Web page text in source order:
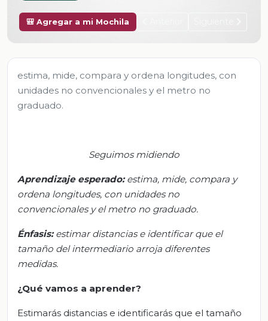
🎒 Agregar a mi Mochila
estima, mide, compara y ordena longitudes, con
unidades no convencionales y el metro no
graduado.
Seguimos midiendo
Aprendizaje esperado:estima, mide, compara y
ordena longitudes, con unidades no
convencionales y el metro no graduado.
Énfasis: estimar distancias e identificar que el
tamaño del intermediario arroja diferentes
medidas.
¿Qué vamos a aprender?
Estimarás distancias e identificarás que el tamaño